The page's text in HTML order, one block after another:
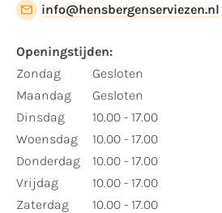
info@hensbergenserviezen.nl
Openingstijden:
Zondag
Maandag
Dinsdag
Woensdag
Donderdag
Vrijdag
Zaterdag
Gesloten
Gesloten
10.00 - 17.00
10.00 - 17.00
10.00 - 17.00
10.00 - 17.00
10.00 - 17.00